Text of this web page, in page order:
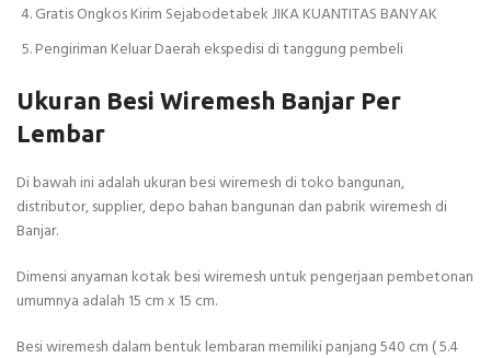
Gratis Ongkos Kirim Sejabodetabek JIKA KUANTITAS BANYAK
Pengiriman Keluar Daerah ekspedisi di tanggung pembeli
Ukuran Besi Wiremesh Banjar Per
Lembar
Di bawah ini adalah ukuran besi wiremesh di toko bangunan,
distributor, supplier, depo bahan bangunan dan pabrik wiremesh di
Banjar.
Dimensi anyaman kotak besi wiremesh untuk pengerjaan pembetonan
umumnya adalah 15 cm x 15 cm.
Besi wiremesh dalam bentuk lembaran memiliki panjang 540 cm ( 5.4